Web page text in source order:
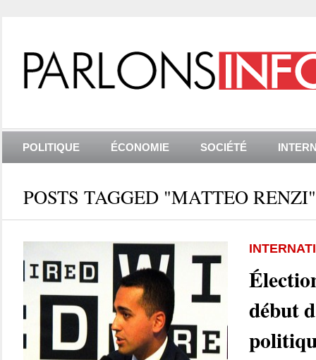
POLITIQUE ÉCONOMIE SOCIÉTÉ
POSTS TAGGED "MATTEO RENZI"
début